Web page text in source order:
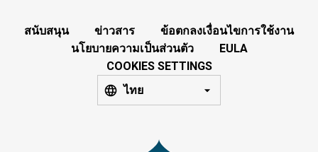
สนับสนุน ข่าวสาร
ข้อตกลงเงื่อนไขการใช้งาน
นโยบายความเป็นส่วนตัว
EULA
COOKIES SETTINGS
ไทย